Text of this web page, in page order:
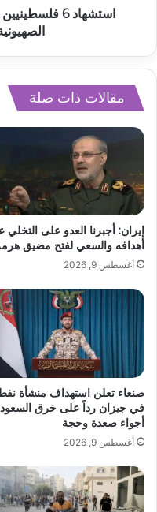
استشهاد 6
مقالات ذات صلة
إيران: أجبرنا العدو على التخلي
أهدافه والسعي لفتح مضيق
أغسطس 9, 2026
صنعاء تعلن استهداف منشأة
في جيزان رداً على خرق
أجواء صعدة وحجة
أغسطس 9, 2026